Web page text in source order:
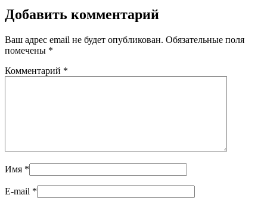
Добавить комментарий
Ваш адрес email не будет опубликован. Обязательные поля
помечены *
Комментарий *
Имя *
E-mail *